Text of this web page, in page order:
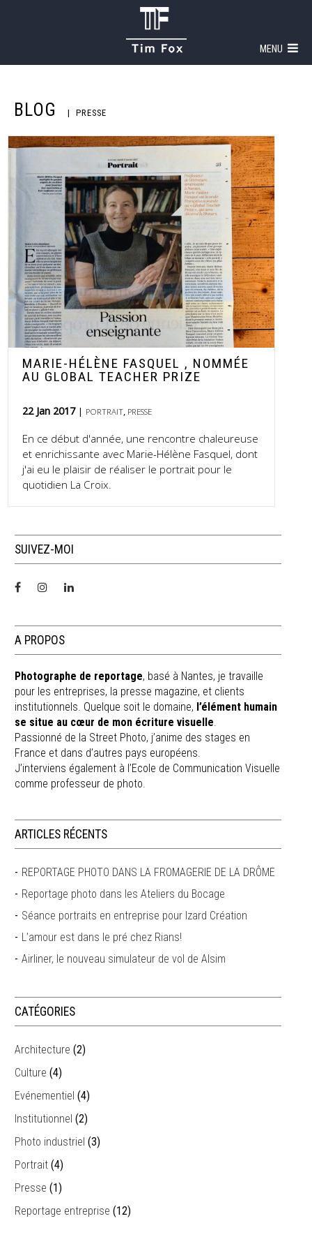
MENU
BLOG PRESSE
MARIE-HÉLÈNE FASQUEL , NOMMÉE
AU GLOBAL TEACHER PRIZE
22 Jan 2017 PORTRAIT, PRESSE
En ce début d'année, une rencontre chaleureuse
et enrichissante avec Marie-Hélène Fasquel, dont
j'ai eu le plaisir de réaliser le portrait pour le
quotidien La Croix.
SUIVEZ-MOI
A PROPOS
Photographe de reportage, basé à Nantes, je travaille
pour les entreprises, la presse magazine, et clients
institutionnels. Quelque soit le domaine, l’élément humain
se situe au cœur de mon écriture visuelle.
Passionné de la Street Photo, j’anime des stages en
France et dans d’autres pays européens.
J’interviens également à l’Ecole de Communication Visuelle
comme professeur de photo.
ARTICLES RÉCENTS
REPORTAGE PHOTO DANS LA FROMAGERIE DE LA DRÔME
Reportage photo dans les Ateliers du Bocage
Séance portraits en entreprise pour Izard Création
L’amour est dans le pré chez Rians!
Airliner, le nouveau simulateur de vol de Alsim
CATÉGORIES
Architecture (2)
Culture (4)
Evénementiel (4)
Institutionnel (2)
Photo industriel (3)
Portrait (4)
Presse (1)
Reportage entreprise (12)